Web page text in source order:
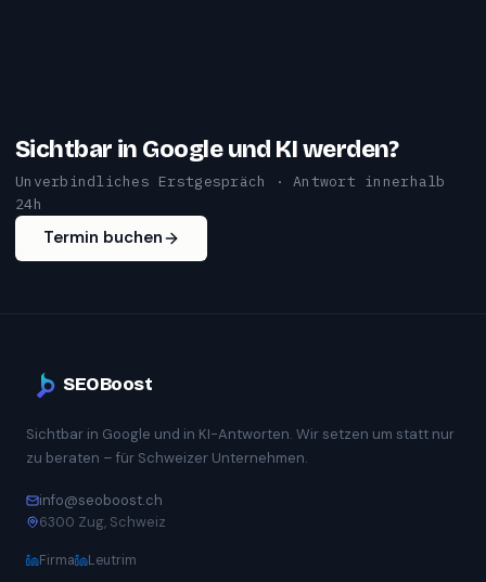
Sichtbar in Google und KI werden?
Unverbindliches Erstgespräch · Antwort innerhalb
24h
Termin buchen
SEOBoost
Sichtbar in Google und in KI-Antworten. Wir setzen um statt nur
zu beraten – für Schweizer Unternehmen.
info@seoboost.ch
6300 Zug, Schweiz
Firma Leutrim